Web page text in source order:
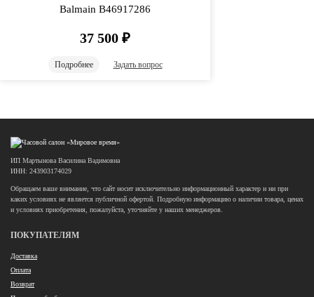
Balmain B46917286
37 500 ₽
Подробнее Задать вопрос
ИП Мартынова Василина Вадимовна
ИНН: 243903174029
Обращаем ваше внимание, что сайт носит исключительно информационный характер и ни при
каких условиях не является публичной офертой. Подробную информацию о наличии товара, ценах
и условиях приобретения, пожалуйста, уточняйте у наших менеджеров.
ПОКУПАТЕЛЯМ
Доставка
Оплата
Возврат